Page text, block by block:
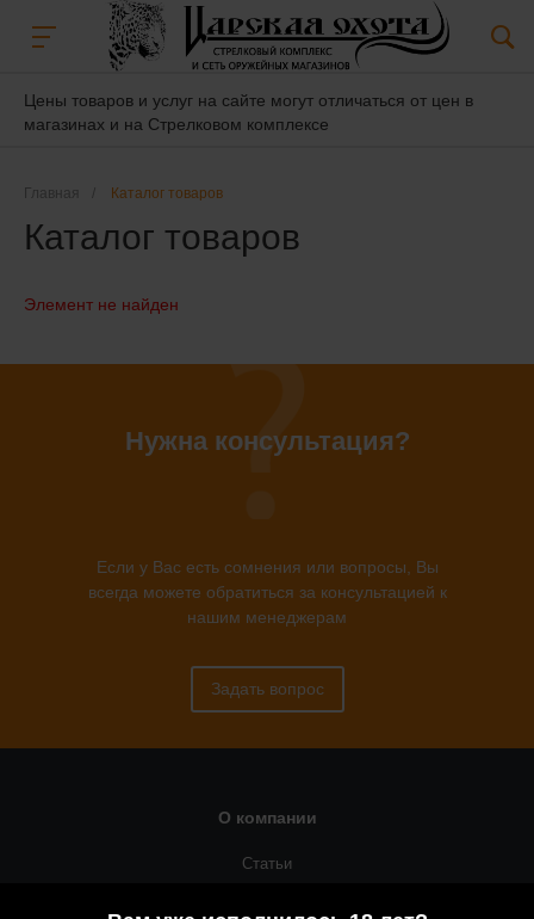
Цены товаров и услуг на сайте могут отличаться от цен в
магазинах и на Стрелковом комплексе
Главная Каталог товаров
Каталог товаров
Элемент не найден
Нужна консультация?
Если у Вас есть сомнения или вопросы, Вы
всегда можете обратиться за консультацией к
нашим менеджерам
Задать вопрос
О компании
Статьи